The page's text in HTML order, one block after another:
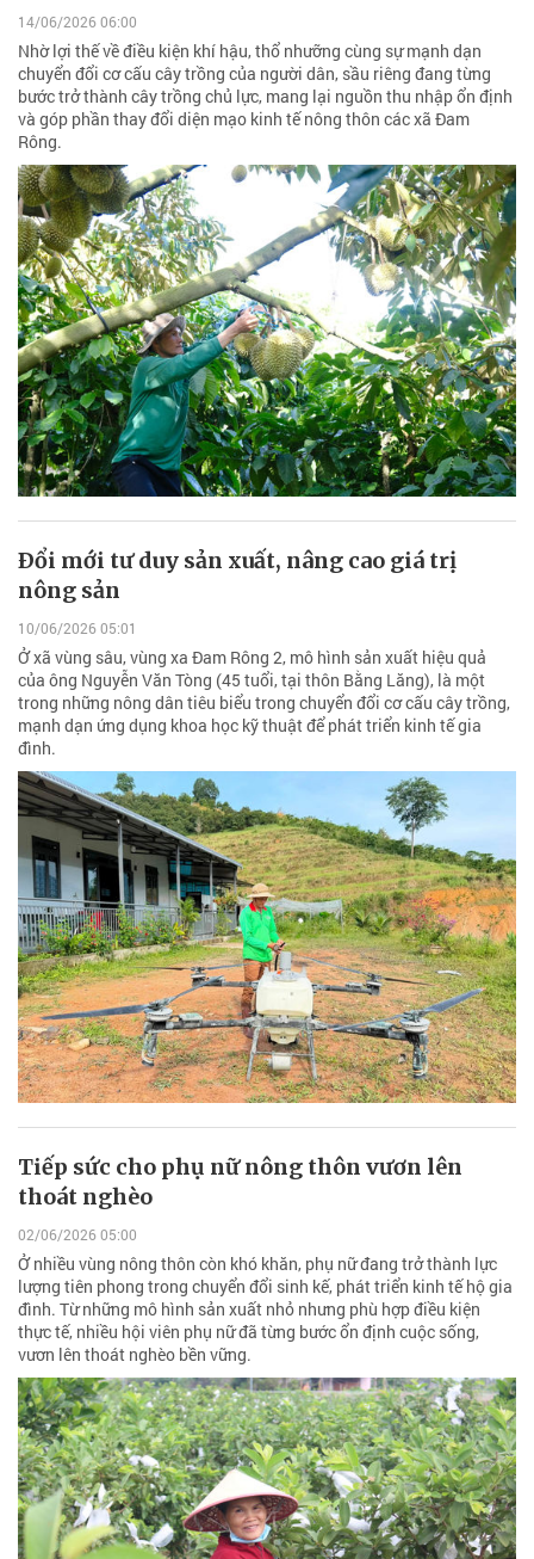
14/06/2026 06:00
Nhờ lợi thế về điều kiện khí hậu, thổ nhưỡng cùng sự mạnh dạn
chuyển đổi cơ cấu cây trồng của người dân, sầu riêng đang từng
bước trở thành cây trồng chủ lực, mang lại nguồn thu nhập ổn định
và góp phần thay đổi diện mạo kinh tế nông thôn các xã Đam
Rông.
Ðổi mới tư duy sản xuất, nâng cao giá trị
nông sản
10/06/2026 05:01
Ở xã vùng sâu, vùng xa Đam Rông 2, mô hình sản xuất hiệu quả
của ông Nguyễn Văn Tòng (45 tuổi, tại thôn Bằng Lăng), là một
trong những nông dân tiêu biểu trong chuyển đổi cơ cấu cây trồng,
mạnh dạn ứng dụng khoa học kỹ thuật để phát triển kinh tế gia
đình.
Tiếp sức cho phụ nữ nông thôn vươn lên
thoát nghèo
02/06/2026 05:00
Ở nhiều vùng nông thôn còn khó khăn, phụ nữ đang trở thành lực
lượng tiên phong trong chuyển đổi sinh kế, phát triển kinh tế hộ gia
đình. Từ những mô hình sản xuất nhỏ nhưng phù hợp điều kiện
thực tế, nhiều hội viên phụ nữ đã từng bước ổn định cuộc sống,
vươn lên thoát nghèo bền vững.